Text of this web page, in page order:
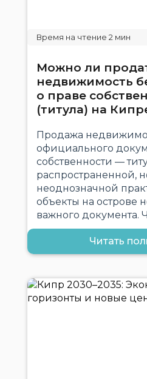
Можно ли
недвижимость
о праве
(титула) на
Продажа
официального
собственности —
распространенной,
неоднозначной
объекты на острове
важного документа.
Читать